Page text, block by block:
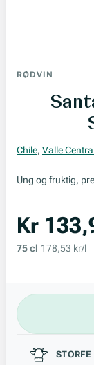
RØDVIN
Chile, Valle
Ung og fruktig,
Kr
75 cl 178,53 kr/l
Passer til
STORFE